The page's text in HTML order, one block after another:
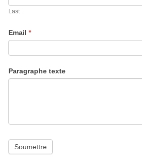
Last
Email*
Paragraphe texte
Soumettre